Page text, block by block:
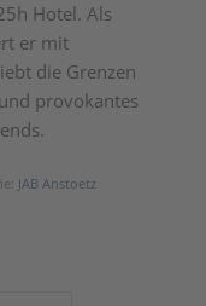
Hotel. Als
er mit
die Grenzen
provokantes
JAB Anstoetz